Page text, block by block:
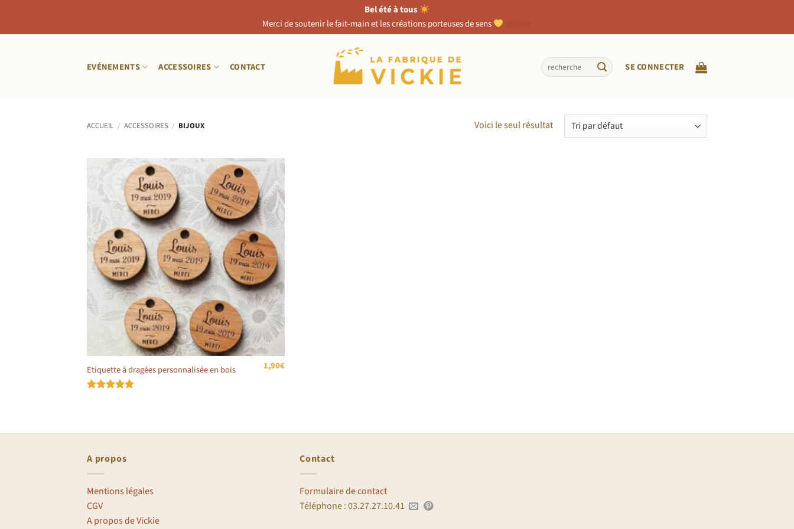
Bel été à tous
Merci de soutenir le fait-main et les créations porteuses de sens
EVÉNEMENTS ACCESSOIRES CONTACT
Recherche
pour :
SE CONNECTER
ACCUEIL / ACCESSOIRES / BIJOUX Voici le seul résultat
Etiquette à dragées personnalisée en bois 1,90€
A propos
Mentions légales
CGV
A propos de Vickie
Contact
Formulaire de contact
Téléphone : 03.27.27.10.41